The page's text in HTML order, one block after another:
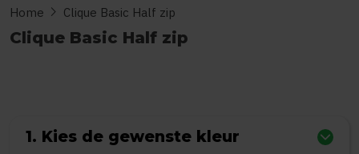
Home chevron_right Clique Basic Half zip
Clique Basic Half zip
1. Kies de gewenste kleur